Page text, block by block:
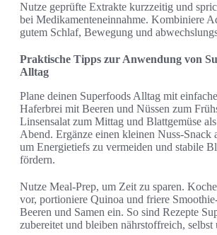
Nutze geprüfte Extrakte kurzzeitig und
bei Medikamenteneinnahme. Kombiniere
gutem Schlaf, Bewegung und
Praktische Tipps zur Anwendung von
Alltag
Plane deinen Superfoods Alltag mit
Haferbrei mit Beeren und Nüssen zum
Linsensalat zum Mittag und Blattgemüse
Abend. Ergänze einen kleinen Nuss-Snack
um Energietiefs zu vermeiden und stabile
fördern.
Nutze Meal-Prep, um Zeit zu sparen.
vor, portioniere Quinoa und friere
Beeren und Samen ein. So sind Rezepte
zubereitet und bleiben nährstoffreich,